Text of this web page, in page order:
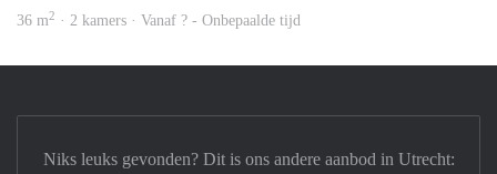
36 m2 · 2 kamers · Vanaf ? - Onbepaalde tijd
Niks leuks gevonden? Dit is ons andere aanbod in Utrecht: